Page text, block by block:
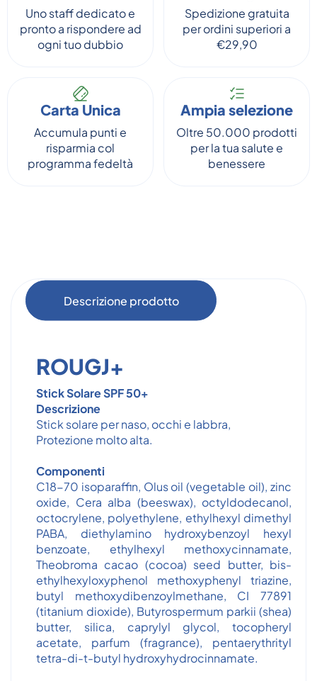
Uno staff dedicato e
pronto a rispondere ad
ogni tuo dubbio
Spedizione gratuita
per ordini superiori a
€29,90
Carta Unica
Accumula punti e
risparmia col
programma fedeltà
Ampia selezione
Oltre 50.000 prodotti
per la tua salute e
benessere
Descrizione prodotto
ROUGJ+
Stick Solare SPF 50+
Descrizione
Stick solare per naso, occhi e labbra,
Protezione molto alta.
Componenti
C18-70 isoparaffin, Olus oil (vegetable oil), zinc
oxide, Cera alba (beeswax), octyldodecanol,
octocrylene, polyethylene, ethylhexyl dimethyl
PABA, diethylamino hydroxybenzoyl hexyl
benzoate, ethylhexyl methoxycinnamate,
Theobroma cacao (cocoa) seed butter, bis-
ethylhexyloxyphenol methoxyphenyl triazine,
butyl methoxydibenzoylmethane, CI 77891
(titanium dioxide), Butyrospermum parkii (shea)
butter, silica, caprylyl glycol, tocopheryl
acetate, parfum (fragrance), pentaerythrityl
tetra-di-t-butyl hydroxyhydrocinnamate.